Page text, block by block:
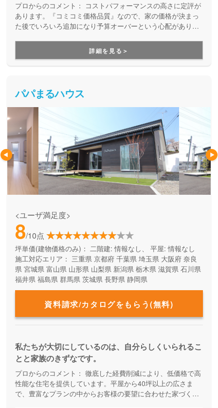
プロからのコメント： コストパフォーマンスの高さに定評が
あります。『コミコミ価格品質』なので、家の価格が決まっ
た後でいろいろ追加になり予算オーバーという心配がありま
詳細を見る＞
パパまるハウス
<ユーザ満足度>
8/10点
坪単価(建物価格のみ)： 二階建: 情報なし、 平屋: 情報なし
施工対応エリア： 三重県 京都府 千葉県 埼玉県 大阪府 奈良
県 宮城県 富山県 山形県 山梨県 新潟県 栃木県 滋賀県 石川県
福井県 福島県 群馬県 茨城県 長野県 静岡県
資料請求/カタログをもらう(無料)
私たちが大切にしているのは、自分らしくいられるこ
とと家族のきずなです。
プロからのコメント： 徹底した経費削減により、低価格で高
性能な住宅を提供しています。平屋から40坪以上の広さま
で、豊富なプランの中からお客様の要望に合わせた家づくり